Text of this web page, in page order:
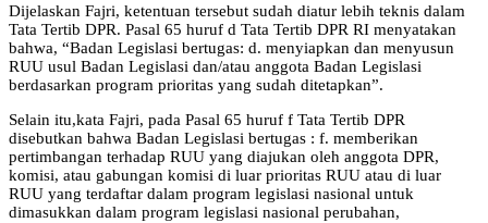
Dijelaskan Fajri, ketentuan tersebut sudah diatur lebih teknis dalam
Tata Tertib DPR. Pasal 65 huruf d Tata Tertib DPR RI menyatakan
bahwa, “Badan Legislasi bertugas: d. menyiapkan dan menyusun
RUU usul Badan Legislasi dan/atau anggota Badan Legislasi
berdasarkan program prioritas yang sudah ditetapkan”.
Selain itu,kata Fajri, pada Pasal 65 huruf f Tata Tertib DPR
disebutkan bahwa Badan Legislasi bertugas : f. memberikan
pertimbangan terhadap RUU yang diajukan oleh anggota DPR,
komisi, atau gabungan komisi di luar prioritas RUU atau di luar
RUU yang terdaftar dalam program legislasi nasional untuk
dimasukkan dalam program legislasi nasional perubahan,